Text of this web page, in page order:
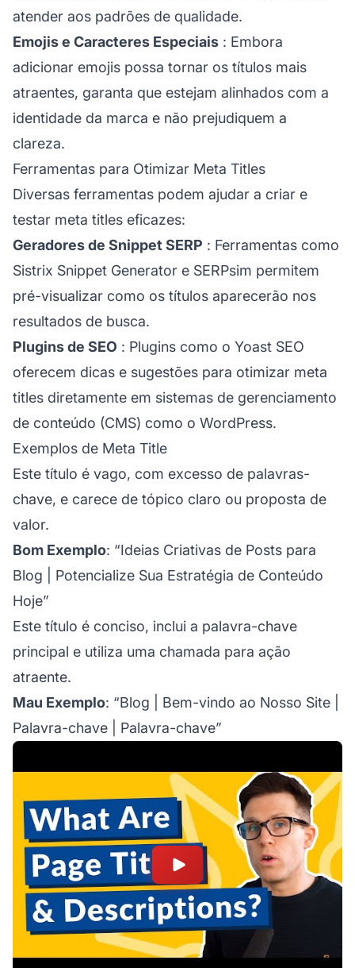
atender aos padrões de qualidade.
Emojis e Caracteres Especiais : Embora
adicionar emojis possa tornar os títulos mais
atraentes, garanta que estejam alinhados com a
identidade da marca e não prejudiquem a
clareza.
Ferramentas para Otimizar Meta Titles
Diversas ferramentas podem ajudar a criar e
testar meta titles eficazes:
Geradores de Snippet SERP : Ferramentas como
Sistrix Snippet Generator e SERPsim permitem
pré-visualizar como os títulos aparecerão nos
resultados de busca.
Plugins de SEO : Plugins como o Yoast SEO
oferecem dicas e sugestões para otimizar meta
titles diretamente em sistemas de gerenciamento
de conteúdo (CMS) como o WordPress.
Exemplos de Meta Title
Este título é vago, com excesso de palavras-
chave, e carece de tópico claro ou proposta de
valor.
Bom Exemplo: “Ideias Criativas de Posts para
Blog | Potencialize Sua Estratégia de Conteúdo
Hoje”
Este título é conciso, inclui a palavra-chave
principal e utiliza uma chamada para ação
atraente.
Mau Exemplo: “Blog | Bem-vindo ao Nosso Site |
Palavra-chave | Palavra-chave”